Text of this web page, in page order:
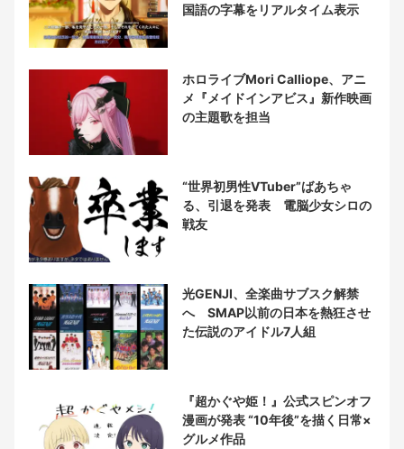
国語の字幕をリアルタイム表示
ホロライブMori Calliope、アニ
メ『メイドインアビス』新作映画
の主題歌を担当
“世界初男性VTuber”ばあちゃ
る、引退を発表 電脳少女シロの
戦友
光GENJI、全楽曲サブスク解禁
へ SMAP以前の日本を熱狂させ
た伝説のアイドル7人組
『超かぐや姫！』公式スピンオフ
漫画が発表 “10年後”を描く日常×
グルメ作品